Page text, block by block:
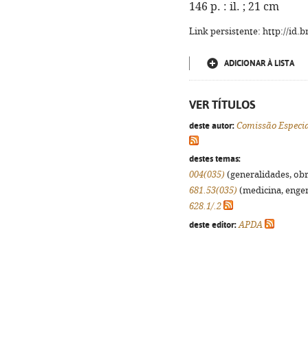
146 p. : il. ; 21 cm
Link persistente: http://
ADICIONAR À LISTA
VER TÍTULOS
deste autor: Comissão
destes temas:
004(035) (generalidades,
681.53(035) (medicina,
628.1/.2
deste editor: APDA